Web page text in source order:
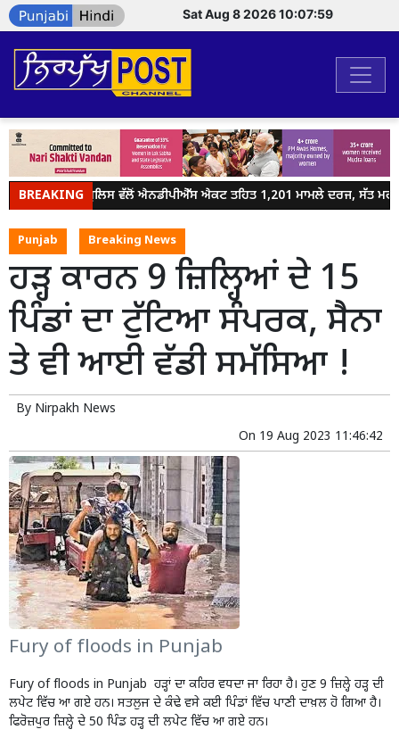
Sat Aug 8 2026 10:07:59
BREAKING
ਜਲੰਧਰ ਪੁਲਿਸ ਵੱਲੋਂ ਐਨਡੀਪੀਐੱਸ ਐਕਟ ਤਹਿਤ 1,201 ਮਾਮਲੇ ਦਰਜ, ਸੱਤ
Punjab Breaking News
ਹੜ੍ਹ ਕਾਰਨ 9 ਜ਼ਿਲ੍ਹਿਆਂ ਦੇ 15
ਪਿੰਡਾਂ ਦਾ ਟੁੱਟਿਆ ਸੰਪਰਕ, ਸੈਨਾ
ਤੇ ਵੀ ਆਈ ਵੱਡੀ ਸਮੱਸਿਆ !
By Nirpakh News
On 19 Aug 2023 11:46:42
Fury of floods in Punjab
Fury of floods in Punjab ਹੜ੍ਹਾਂ ਦਾ ਕਹਿਰ ਵਧਦਾ ਜਾ ਰਿਹਾ ਹੈ। ਹੁਣ 9 ਜ਼ਿਲ੍ਹੇ ਹੜ੍ਹ ਦੀ
ਲਪੇਟ ਵਿੱਚ ਆ ਗਏ ਹਨ। ਸਤਲੁਜ ਦੇ ਕੰਢੇ ਵਸੇ ਕਈ ਪਿੰਡਾਂ ਵਿੱਚ ਪਾਣੀ ਦਾਖ਼ਲ ਹੋ ਗਿਆ ਹੈ।
ਫਿਰੋਜ਼ਪੁਰ ਜ਼ਿਲ੍ਹੇ ਦੇ 50 ਪਿੰਡ ਹੜ੍ਹ ਦੀ ਲਪੇਟ ਵਿੱਚ ਆ ਗਏ ਹਨ।